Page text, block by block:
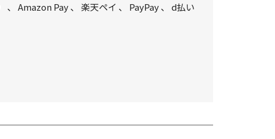
、 Amazon Pay、 楽天ペイ 、 PayPay、 d払い